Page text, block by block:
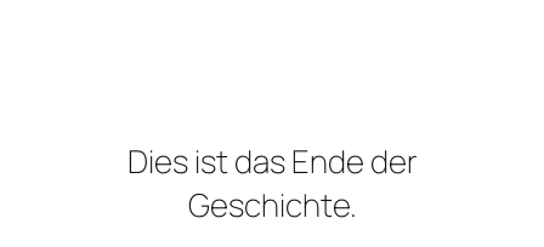
Dies ist das Ende der
Geschichte.